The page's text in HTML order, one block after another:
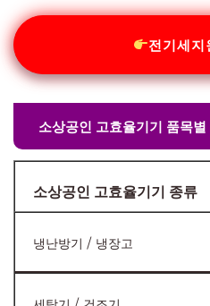
전기세지
소상공인 고효율기기 품목별
소상공인 고효율기기 종류
냉난방기 / 냉장고